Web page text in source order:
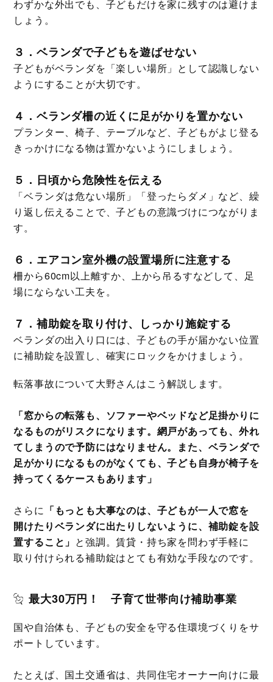
わずかな外出でも、子どもだけを家に残すのは避けま
しょう。
３．ベランダで子どもを遊ばせない
子どもがベランダを「楽しい場所」として認識しない
ようにすることが大切です。
４．ベランダ柵の近くに足がかりを置かない
プランター、椅子、テーブルなど、子どもがよじ登る
きっかけになる物は置かないようにしましょう。
５．日頃から危険性を伝える
「ベランダは危ない場所」「登ったらダメ」など、繰
り返し伝えることで、子どもの意識づけにつながりま
す。
６．エアコン室外機の設置場所に注意する
柵から60cm以上離すか、上から吊るすなどして、足
場にならない工夫を。
７．補助錠を取り付け、しっかり施錠する
ベランダの出入り口には、子どもの手が届かない位置
に補助錠を設置し、確実にロックをかけましょう。
転落事故について大野さんはこう解説します。
「窓からの転落も、ソファーやベッドなど足掛かりに
なるものがリスクになります。網戸があっても、外れ
てしまうので予防にはなりません。また、ベランダで
足がかりになるものがなくても、子ども自身が椅子を
持ってくるケースもあります」
さらに 「もっとも大事なのは、子どもが一人で窓を
開けたりベランダに出たりしないように、補助錠を設
置すること」 と強調。賃貸・持ち家を問わず手軽に
取り付けられる補助錠はとても有効な手段なのです。
最大30万円！ 子育て世帯向け補助事業
国や自治体も、子どもの安全を守る住環境づくりをサ
ポートしています。
たとえば、国土交通省は、共同住宅オーナー向けに最